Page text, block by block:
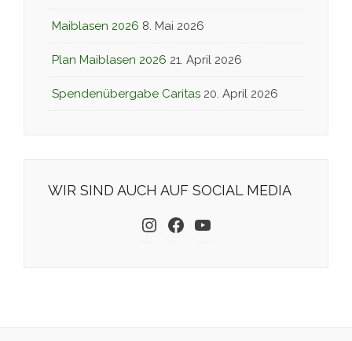
Maiblasen 2026 8. Mai 2026
Plan Maiblasen 2026 21. April 2026
Spendenübergabe Caritas 20. April 2026
WIR SIND AUCH AUF SOCIAL MEDIA
Instagram Facebook YouTube